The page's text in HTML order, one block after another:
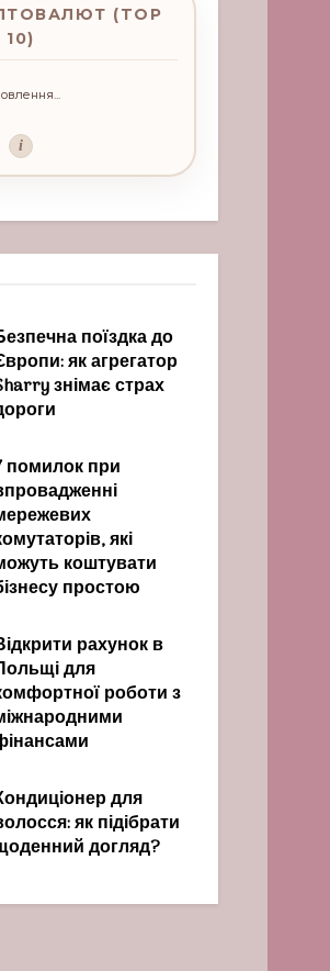
(TOP
10)
i
поїздка до
як агрегатор
знімає страх
помилок при
які
коштувати
простою
рахунок в
для
роботи з
для
як підібрати
догляд?